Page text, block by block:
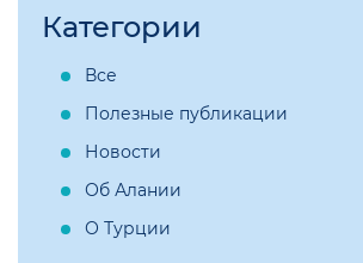
Категории
Все
Полезные публикации
Новости
Об Алании
О Турции